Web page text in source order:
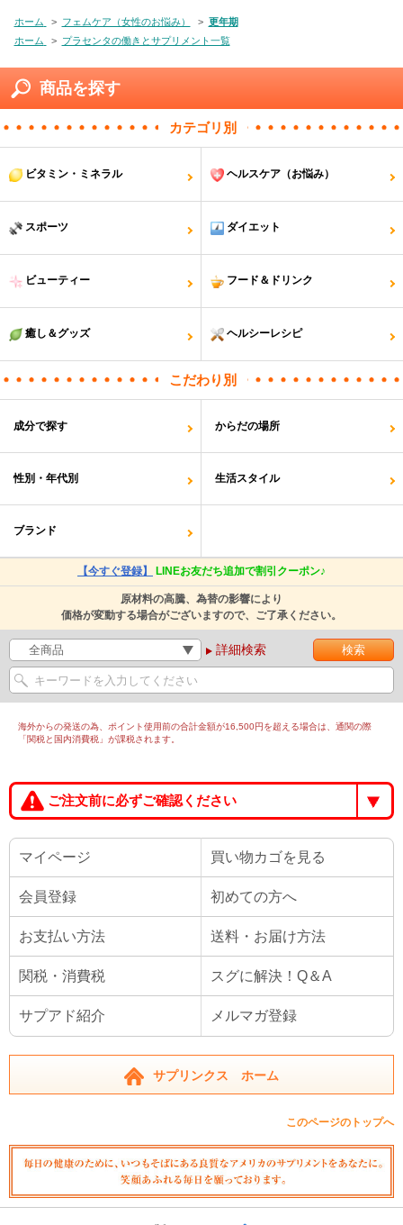
ホーム > フェムケア（女性のお悩み） > 更年期
ホーム
> プラセンタの働きとサプリメント一覧
商品を探す
カテゴリ別
ビタミン・ミネラル ヘルスケア（お悩み）
スポーツ ダイエット
ビューティー フード＆ドリンク
癒し＆グッズ ヘルシーレシピ
こだわり別
成分で探す からだの場所
性別・年代別 生活スタイル
ブランド
【今すぐ登録】 LINEお友だち追加で割引クーポン♪
原材料の高騰、為替の影響により
価格が変動する場合がございますので、ご了承ください。
詳細検索
海外からの発送の為、ポイント使用前の合計金額が16,500円を超える場合は、通関の際
「関税と国内消費税」が課税されます。
ご注文前に必ずご確認ください
マイページ 買い物カゴを見る
会員登録 初めての方へ
お支払い方法 送料・お届け方法
関税・消費税 スグに解決！Q＆A
サプアド紹介 メルマガ登録
サプリンクス ホーム
このページのトップへ